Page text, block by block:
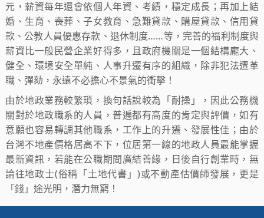
元，薪資每年還會依個人年資、考績，穩定成長；再加上結
婚、生育、喪葬、子女教育、急難貸款、購屋貸款、信用貸
款、公教人員優惠存款、退休制度……等，完善的福利制度與
薪資比一般民營企業好得多，且政府機關是一個結構龐大、
健全、環境安全單純、人事升遷有序的組織，除非犯法遭革
職、彈劾，永遠不必擔心不景氣的衝擊！
由於地政業務較繁瑣，換句話說較為「耐操」，因此公務機
關對於地政職系的人員，普遍都有高度的肯定與評價，如有
意願也容易轉調其他職系，工作上的升遷、發展性佳；由於
台灣不地產價格居高不下，位居第一線的地政人員最能掌握
最新資訊，若能在公職期間廣結善緣，日後自行創業時，無
論往地政士(俗稱「土地代書」)或不動產估價師發展，更是
「錢」途光明，潛力無窮！